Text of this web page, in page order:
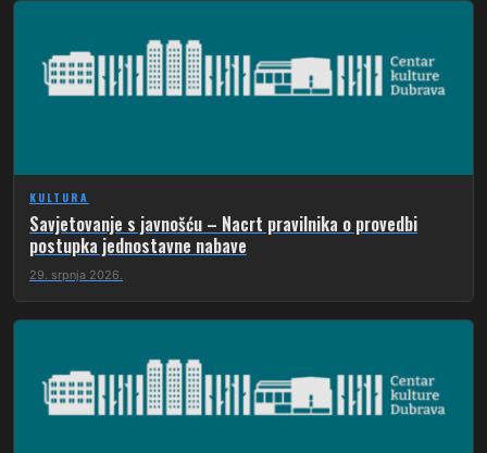
KULTURA
Savjetovanje s javnošću – Nacrt pravilnika o provedbi
postupka jednostavne nabave
29. srpnja 2026.